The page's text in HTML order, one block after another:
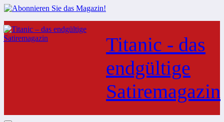
Zum
Inhalt
springen
Titanic - das
endgültige
Satiremagazin